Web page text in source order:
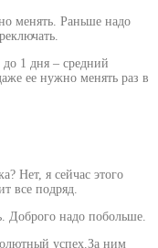
менять. Раньше надо
1 дня – средний
ее нужно менять раз в
Нет, я сейчас этого
все подряд.
Доброго надо побольше.
успех.За ним